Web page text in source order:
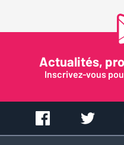
Actualités,
Inscrivez-vous